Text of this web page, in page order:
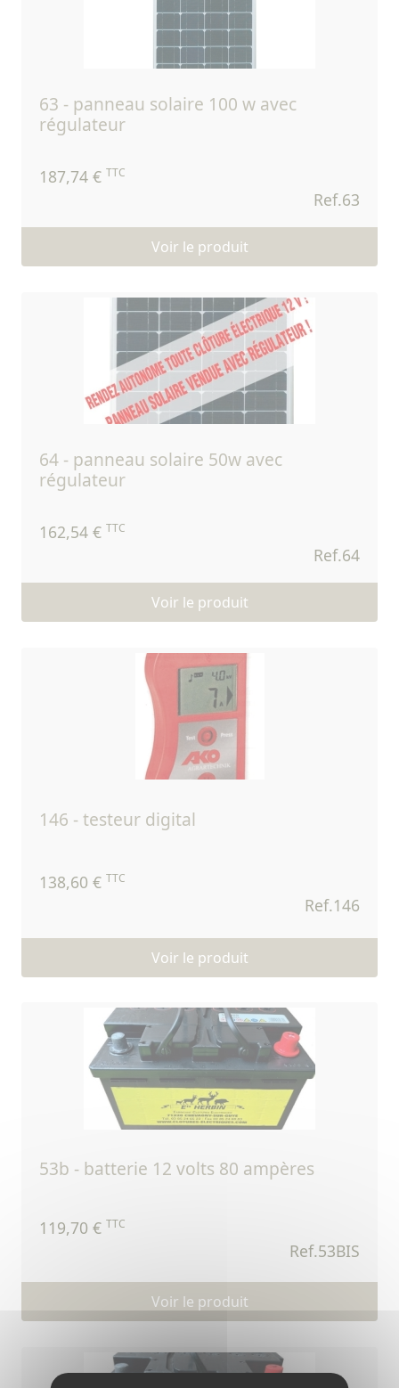
63 - panneau solaire 100 w avec
régulateur
187,74 € TTC
Ref.63
Voir le produit
64 - panneau solaire 50w avec
régulateur
162,54 € TTC
Ref.64
Voir le produit
146 - testeur digital
138,60 € TTC
Ref.146
Voir le produit
53b - batterie 12 volts 80 ampères
119,70 € TTC
Ref.53BIS
Voir le produit